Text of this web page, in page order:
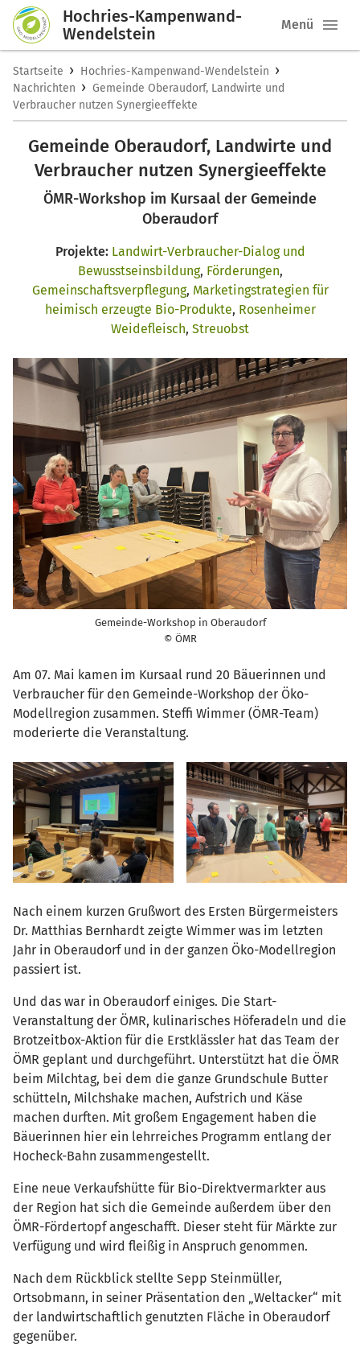
Hochries-Kampenwand-
Wendelstein
Menü
Startseite › Hochries-Kampenwand-Wendelstein ›
Nachrichten › Gemeinde Oberaudorf, Landwirte und
Verbraucher nutzen Synergieeffekte
Gemeinde Oberaudorf, Landwirte und
Verbraucher nutzen Synergieeffekte
ÖMR-Workshop im Kursaal der Gemeinde
Oberaudorf
Projekte: Landwirt-Verbraucher-Dialog und
Bewusstseinsbildung, Förderungen,
Gemeinschaftsverpflegung, Marketingstrategien für
heimisch erzeugte Bio-Produkte, Rosenheimer
Weidefleisch, Streuobst
Gemeinde-Workshop in Oberaudorf
© ÖMR
Am 07. Mai kamen im Kursaal rund 20 Bäuerinnen und
Verbraucher für den Gemeinde-Workshop der Öko-
Modellregion zusammen. Steffi Wimmer (ÖMR-Team)
moderierte die Veranstaltung.
Nach einem kurzen Grußwort des Ersten Bürgermeisters
Dr. Matthias Bernhardt zeigte Wimmer was im letzten
Jahr in Oberaudorf und in der ganzen Öko-Modellregion
passiert ist.
Und das war in Oberaudorf einiges. Die Start-
Veranstaltung der ÖMR, kulinarisches Höferadeln und die
Brotzeitbox-Aktion für die Erstklässler hat das Team der
ÖMR geplant und durchgeführt. Unterstützt hat die ÖMR
beim Milchtag, bei dem die ganze Grundschule Butter
schütteln, Milchshake machen, Aufstrich und Käse
machen durften. Mit großem Engagement haben die
Bäuerinnen hier ein lehrreiches Programm entlang der
Hocheck-Bahn zusammengestellt.
Eine neue Verkaufshütte für Bio-Direktvermarkter aus
der Region hat sich die Gemeinde außerdem über den
ÖMR-Fördertopf angeschafft. Dieser steht für Märkte zur
Verfügung und wird fleißig in Anspruch genommen.
Nach dem Rückblick stellte Sepp Steinmüller,
Ortsobmann, in seiner Präsentation den „Weltacker“ mit
der landwirtschaftlich genutzten Fläche in Oberaudorf
gegenüber.